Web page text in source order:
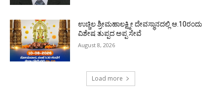
ಉಚ್ಚಿಲ ಶ್ರೀಮಹಾಲಕ್ಷ್ಮೀ ದೇವಸ್ಥಾನದಲ್ಲಿ ಆ.10ರಂದು
ವಿಶೇಷ ತುಪ್ಪದ ಅಪ್ಪ ಸೇವೆ
August 8, 2026
Load more